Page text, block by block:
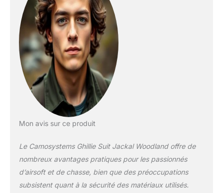
Mon avis sur ce produit
Le Camosystems Ghillie Suit Jackal Woodland offre de
nombreux avantages pratiques pour les passionnés
d’airsoft et de chasse, bien que des préoccupations
subsistent quant à la sécurité des matériaux utilisés.